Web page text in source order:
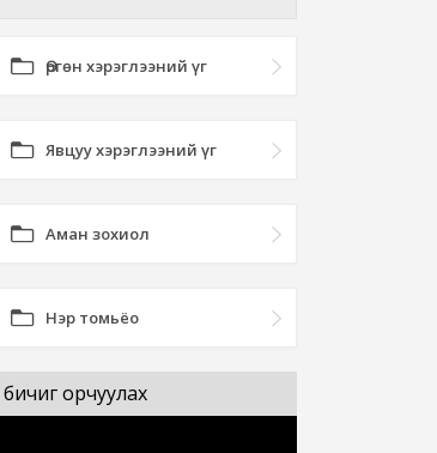
Өргөн хэрэглээний үг
Явцуу хэрэглээний үг
Аман зохиол
Нэр томьёо
бичиг орчуулах